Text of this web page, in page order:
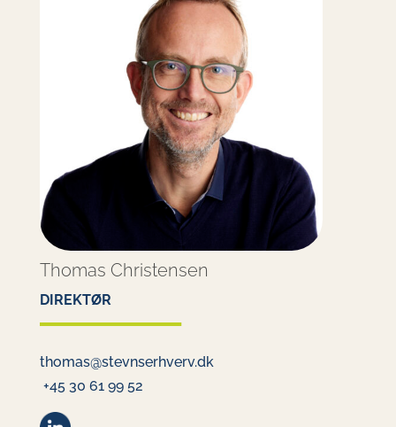
Thomas Christensen
DIREKTØR
thomas@stevnserhverv.dk
+45 30 61 99 52